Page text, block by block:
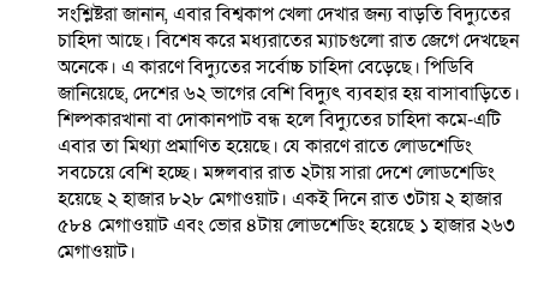
সংশ্লিষ্টরা জানান, এবার বিশ্বকাপ খেলা দেখার জন্য বাড়তি বিদ্যুতের
চাহিদা আছে। বিশেষ করে মধ্যরাতের ম্যাচগুলো রাত জেগে দেখছেন
অনেকে। এ কারণে বিদ্যুতের সর্বোচ্চ চাহিদা বেড়েছে। পিডিবি
জানিয়েছে, দেশের ৬২ ভাগের বেশি বিদ্যুৎ ব্যবহার হয় বাসাবাড়িতে।
শিল্পকারখানা বা দোকানপাট বন্ধ হলে বিদ্যুতের চাহিদা কমে-এটি
এবার তা মিথ্যা প্রমাণিত হয়েছে। যে কারণে রাতে লোডশেডিং
সবচেয়ে বেশি হচ্ছে। মঙ্গলবার রাত ২টায় সারা দেশে লোডশেডিং
হয়েছে ২ হাজার ৮২৮ মেগাওয়াট। একই দিনে রাত ৩টায় ২ হাজার
৫৮৪ মেগাওয়াট এবং ভোর ৪টায় লোডশেডিং হয়েছে ১ হাজার ২৬৩
মেগাওয়াট।